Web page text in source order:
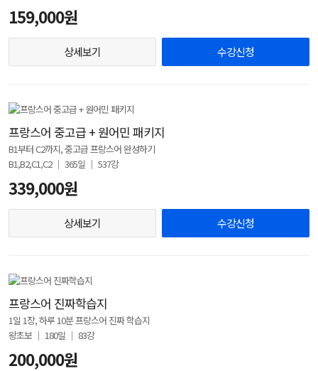
159,000원
상세보기 수강신청
프랑스어 중고급 + 원어민 패키지
B1부터 C2까지, 중고급 프랑스어 완성하기
B1,B2,C1,C2 │ 365일 │ 537강
339,000원
상세보기 수강신청
프랑스어 진짜학습지
1일 1장, 하루 10분 프랑스어 진짜 학습지
왕초보 │ 180일 │ 83강
200,000원